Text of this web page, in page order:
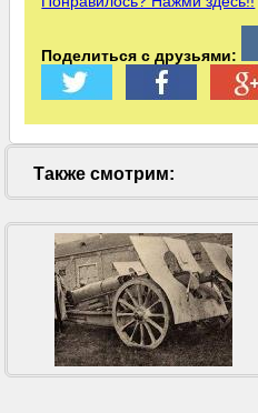
Поделиться с друзьями:
Также смотрим: